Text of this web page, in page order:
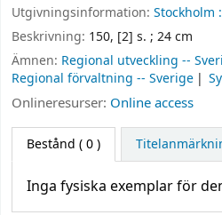
Utgivningsinformation: Stockholm :
Beskrivning: 150, [2] s. ; 24 cm
Ämnen: Regional utveckling --
Regional förvaltning -- Sverige
Onlineresurser: Online access
Bestånd ( 0 )
Inga fysiska exemplar för